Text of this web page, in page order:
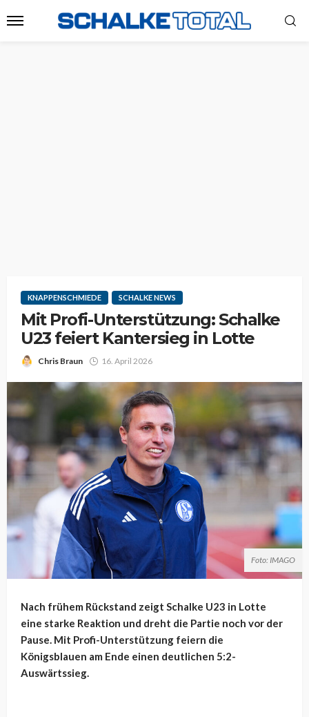
KNAPPENSCHMIEDE SCHALKE NEWS
Mit Profi-Unterstützung: Schalke
U23 feiert Kantersieg in Lotte
Chris Braun 16. April 2026
Foto: IMAGO
Nach frühem Rückstand zeigt Schalke U23 in Lotte
eine starke Reaktion und dreht die Partie noch vor der
Pause. Mit Profi-Unterstützung feiern die
Königsblauen am Ende einen deutlichen 5:2-
Auswärtssieg.